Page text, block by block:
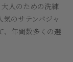
人のための洗練
のサテンパジャ
、年間数多くの選